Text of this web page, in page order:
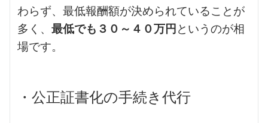
わらず、最低報酬額が決められていることが
多く、 最低でも３０～４０万円 というのが相
場です。
・公正証書化の手続き代行